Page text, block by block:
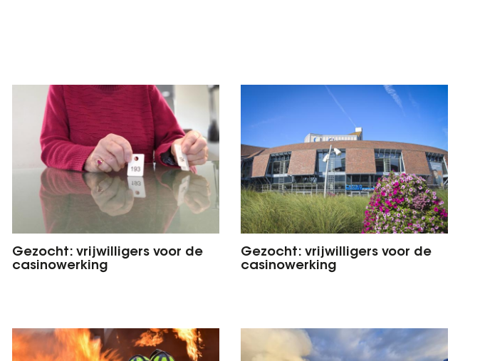
Gezocht: vrijwilligers voor de
casinowerking
Gezocht: vrijwilligers voor de
casinowerking